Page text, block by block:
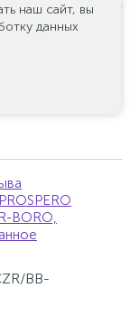
BORO,
BB-
наш сайт, вы
данных